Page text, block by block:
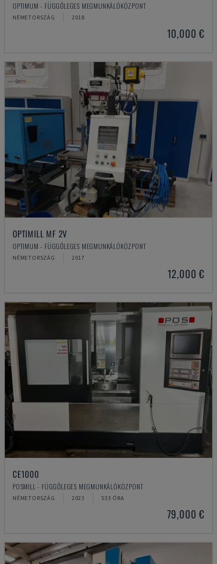
OPTIMUM - FÜGGŐLEGES MEGMUNKÁLÓKÖZPONT
NÉMETORSZÁG 2018
10,000 €
OPTIMILL MF 2V
OPTIMUM - FÜGGŐLEGES MEGMUNKÁLÓKÖZPONT
NÉMETORSZÁG 2017
12,000 €
CE1000
POSMILL - FÜGGŐLEGES MEGMUNKÁLÓKÖZPONT
NÉMETORSZÁG 2023 533 ÓRA
79,000 €